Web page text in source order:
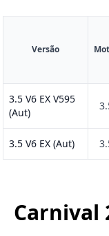
Versão
3.5 V6 EX V595
(Aut)
3.5 V6 EX (Aut)
Carnival